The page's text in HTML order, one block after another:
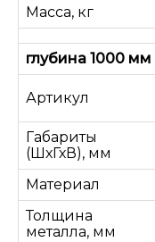
Масса, кг
глубина 1000 мм
Артикул
Габариты
(ШхГхВ), мм
Материал
Толщина
металла, мм